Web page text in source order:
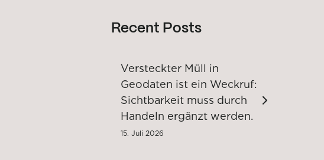
Recent Posts
Versteckter Müll in
Geodaten ist ein Weckruf:
Sichtbarkeit muss durch
Handeln ergänzt werden.
15. Juli 2026